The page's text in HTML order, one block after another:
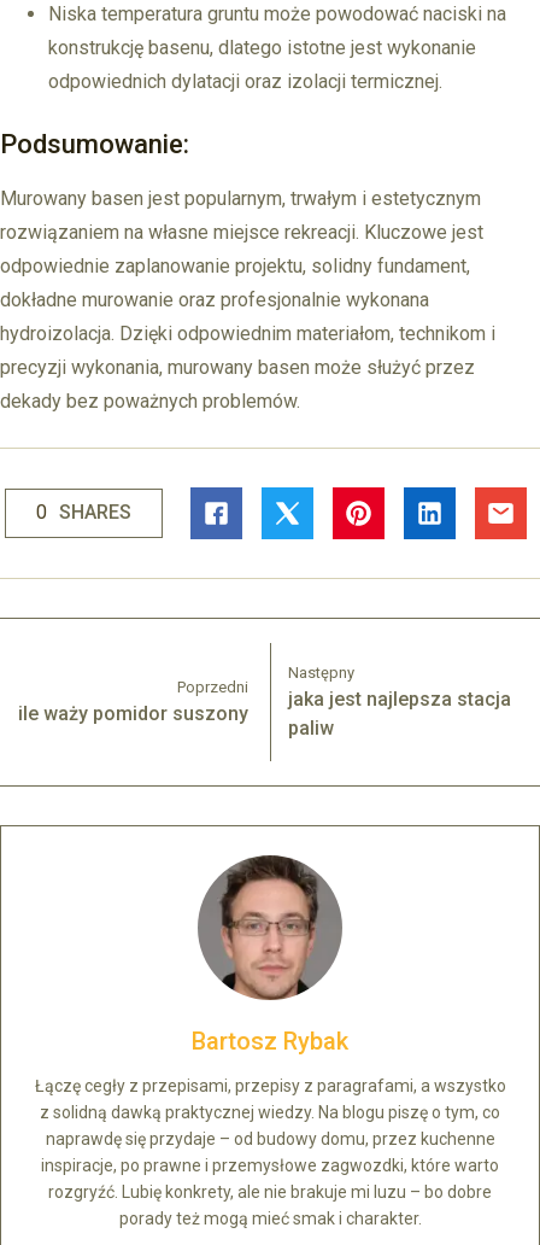
Niska temperatura gruntu może powodować naciski na
konstrukcję basenu, dlatego istotne jest wykonanie
odpowiednich dylatacji oraz izolacji termicznej.
Podsumowanie:
Murowany basen jest popularnym, trwałym i estetycznym
rozwiązaniem na własne miejsce rekreacji. Kluczowe jest
odpowiednie zaplanowanie projektu, solidny fundament,
dokładne murowanie oraz profesjonalnie wykonana
hydroizolacja. Dzięki odpowiednim materiałom, technikom i
precyzji wykonania, murowany basen może służyć przez
dekady bez poważnych problemów.
0 SHARES
Poprzedni
ile waży pomidor suszony
Następny
jaka jest najlepsza stacja
paliw
Bartosz Rybak
Łączę cegły z przepisami, przepisy z paragrafami, a wszystko
z solidną dawką praktycznej wiedzy. Na blogu piszę o tym, co
naprawdę się przydaje – od budowy domu, przez kuchenne
inspiracje, po prawne i przemysłowe zagwozdki, które warto
rozgryźć. Lubię konkrety, ale nie brakuje mi luzu – bo dobre
porady też mogą mieć smak i charakter.